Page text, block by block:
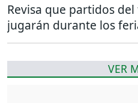
Revisa que partidos
jugarán durante los
VER